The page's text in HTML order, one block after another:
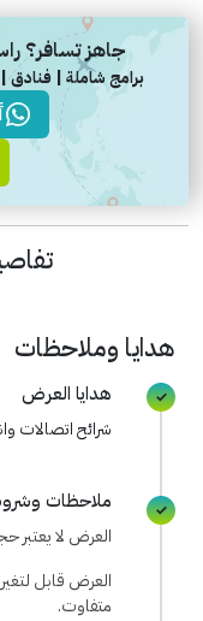
جاهز تسافر؟
برامج شاملة | فنادق | سائق
هدايا وملاحظات
هدايا العرض
شرائح اتصالات
ملاحظات
العرض لا يعتبر
العرض قابل
متفاوت.